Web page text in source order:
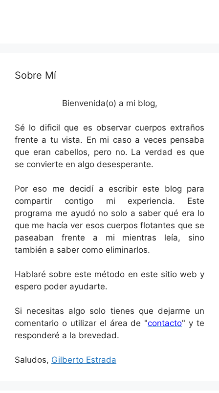
Sobre Mí
Bienvenida(o) a mi blog,
Sé lo dificil que es observar cuerpos extraños
frente a tu vista. En mi caso a veces pensaba
que eran cabellos, pero no. La verdad es que
se convierte en algo desesperante.
Por eso me decidí a escribir este blog para
compartir contigo mi experiencia. Este
programa me ayudó no solo a saber qué era lo
que me hacía ver esos cuerpos flotantes que se
paseaban frente a mi mientras leía, sino
también a saber como eliminarlos.
Hablaré sobre este método en este sitio web y
espero poder ayudarte.
Si necesitas algo solo tienes que dejarme un
comentario o utilizar el área de "contacto" y te
responderé a la brevedad.
Saludos, Gilberto Estrada